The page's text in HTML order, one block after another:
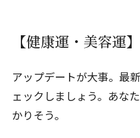
【健康運・美容運
アップデートが大事。最
ェックしましょう。あな
かりそう。